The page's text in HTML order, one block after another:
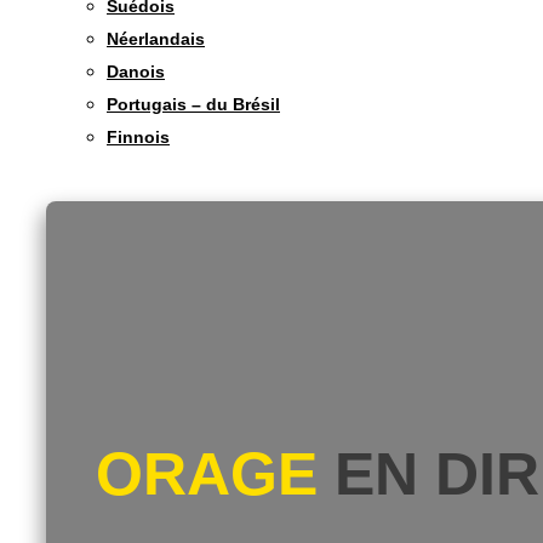
Suédois
Néerlandais
Danois
Portugais – du Brésil
Finnois
ORAGE EN